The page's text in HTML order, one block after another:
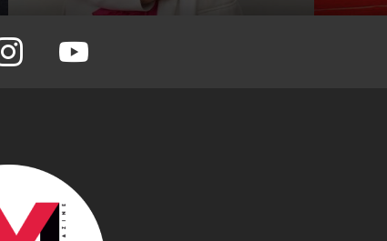
instagram youtube